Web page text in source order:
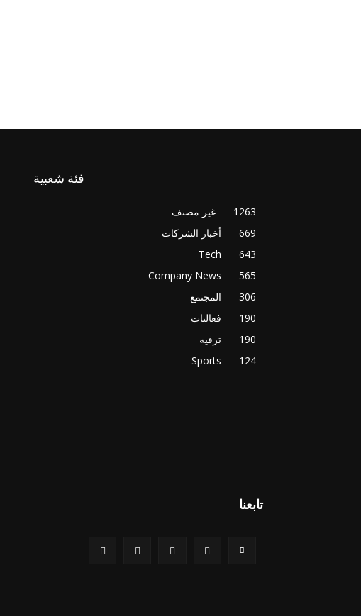
فئة شعبية
غير مصنف
1263
أخبار الشركات
669
Tech
643
Company News
565
المجتمع
306
فعاليات
190
ترفيه
190
Sports
124
تابعنا